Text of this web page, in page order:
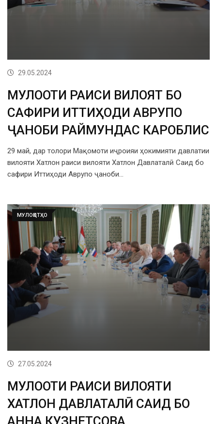
29.05.2024
МУЛОҚОТИ РАИСИ ВИЛОЯТ БО
САФИРИ ИТТИҲОДИ АВРУПО
ҶАНОБИ РАЙМУНДАС КАРОБЛИС
29 май, дар толори Мақомоти иҷроияи ҳокимияти давлатии
вилояти Хатлон раиси вилояти Хатлон Давлаталӣ Саид бо
сафири Иттиҳоди Аврупо ҷаноби…
МУЛОҚОТҲО
27.05.2024
МУЛОҚОТИ РАИСИ ВИЛОЯТИ
ХАТЛОН ДАВЛАТАЛӢ САИД БО
АННА КУЗНЕТСОВА